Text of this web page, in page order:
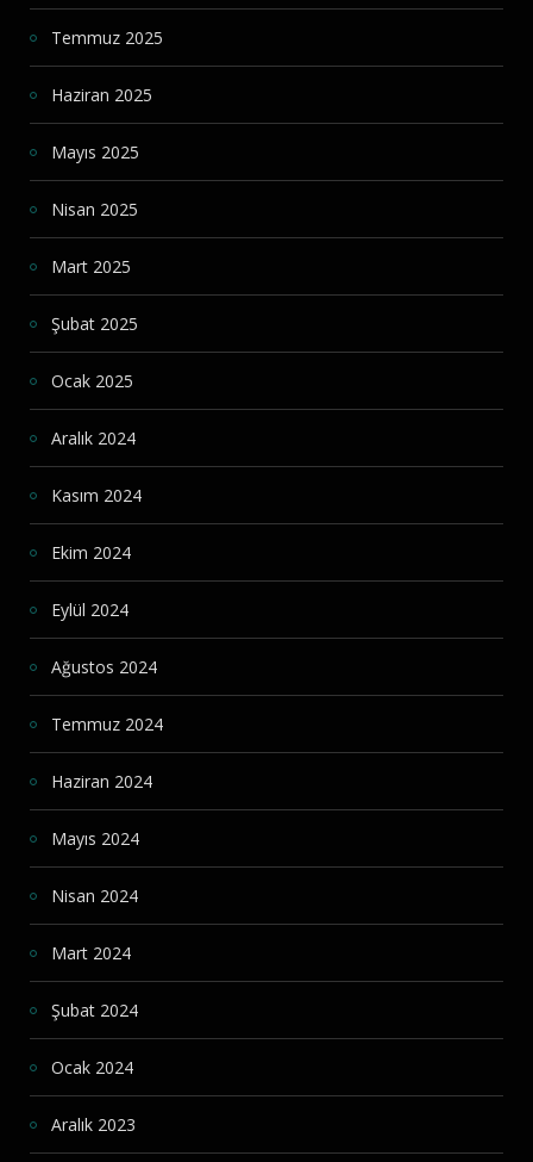
Temmuz 2025
Haziran 2025
Mayıs 2025
Nisan 2025
Mart 2025
Şubat 2025
Ocak 2025
Aralık 2024
Kasım 2024
Ekim 2024
Eylül 2024
Ağustos 2024
Temmuz 2024
Haziran 2024
Mayıs 2024
Nisan 2024
Mart 2024
Şubat 2024
Ocak 2024
Aralık 2023